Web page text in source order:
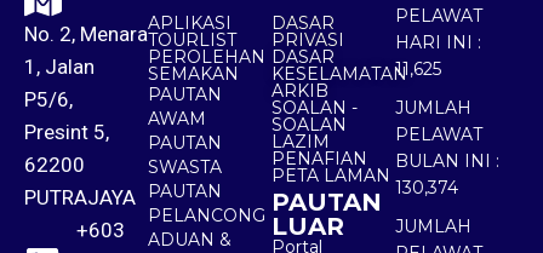
No. 2, Menara
1, Jalan
P5/6,
Presint 5,
62200
PUTRAJAYA
+603
APLIKASI
TOURLIST
PEROLEHAN
SEMAKAN
PAUTAN
AWAM
PAUTAN
SWASTA
PAUTAN
PELANCONG
ADUAN &
DASAR
PRIVASI
DASAR
KESELAMATAN
ARKIB
SOALAN -
SOALAN
LAZIM
PENAFIAN
PETA LAMAN
PAUTAN
LUAR
Portal
PELAWAT
HARI INI :
11,625
JUMLAH
PELAWAT
BULAN INI :
130,374
JUMLAH